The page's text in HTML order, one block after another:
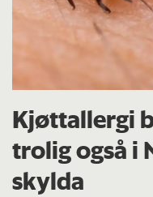
Kjøttallergi
trolig også i
skylda